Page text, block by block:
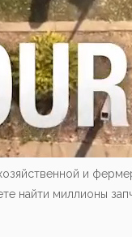
и
найти миллионы